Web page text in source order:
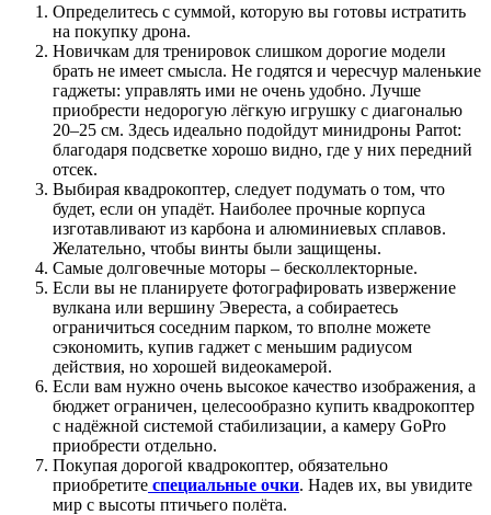
Определитесь с суммой, которую вы готовы истратить
на покупку дрона.
Новичкам для тренировок слишком дорогие модели
брать не имеет смысла. Не годятся и чересчур маленькие
гаджеты: управлять ими не очень удобно. Лучше
приобрести недорогую лёгкую игрушку с диагональю
20–25 см. Здесь идеально подойдут минидроны Parrot:
благодаря подсветке хорошо видно, где у них передний
отсек.
Выбирая квадрокоптер, следует подумать о том, что
будет, если он упадёт. Наиболее прочные корпуса
изготавливают из карбона и алюминиевых сплавов.
Желательно, чтобы винты были защищены.
Самые долговечные моторы – бесколлекторные.
Если вы не планируете фотографировать извержение
вулкана или вершину Эвереста, а собираетесь
ограничиться соседним парком, то вполне можете
сэкономить, купив гаджет с меньшим радиусом
действия, но хорошей видеокамерой.
Если вам нужно очень высокое качество изображения, а
бюджет ограничен, целесообразно купить квадрокоптер
с надёжной системой стабилизации, а камеру GoPro
приобрести отдельно.
Покупая дорогой квадрокоптер, обязательно
приобретите специальные очки. Надев их, вы увидите
мир с высоты птичьего полёта.